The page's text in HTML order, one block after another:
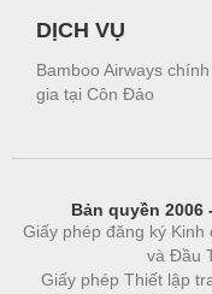
DỊCH VỤ
Bamboo Airways
gia tại Côn Đảo
Bản quyền
Giấy phép đăng ký
và Đầu
Giấy phép Thiết lập